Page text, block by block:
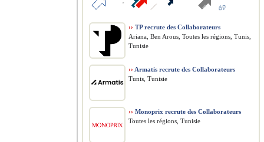
›› TP recrute des Collaborateurs
Ariana, Ben Arous, Toutes les régions, Tunis,
Tunisie
›› Armatis recrute des Collaborateurs
Tunis, Tunisie
›› Monoprix recrute des Collaborateurs
Toutes les régions, Tunisie